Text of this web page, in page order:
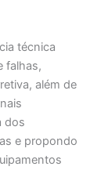
técnica
falhas,
além de
dos
e propondo